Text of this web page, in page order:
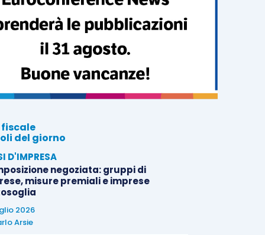
del giorno
D'IMPRESA
negoziata: gruppi di
misure premiali e imprese
2026
Arsie